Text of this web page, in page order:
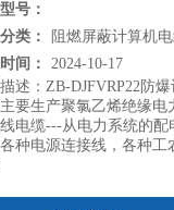
号：
类：
阻燃屏蔽计算机
间：
2024-10-17
述： ZB-DJFVRP22防
要生产聚氯乙烯绝缘
电缆---从电力系统的
种电源连接线，各种